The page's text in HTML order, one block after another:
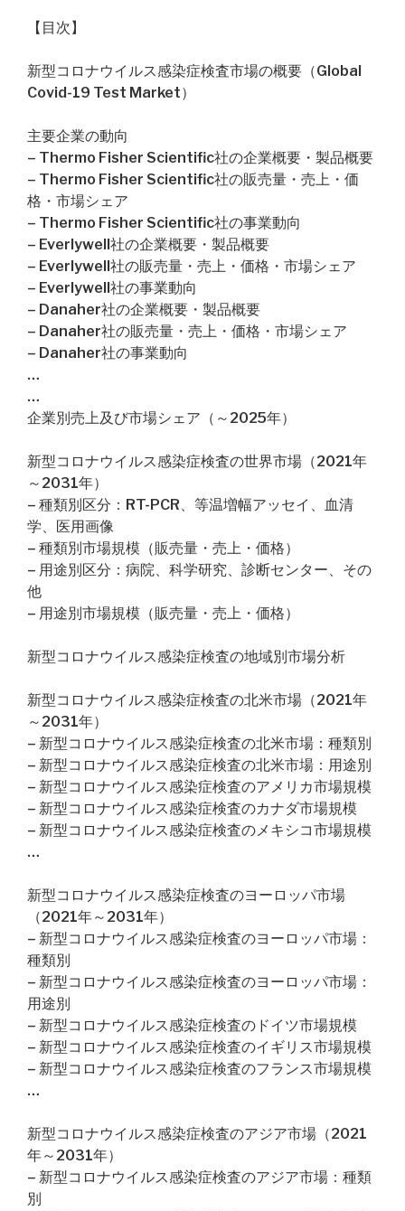
【目次】
新型コロナウイルス感染症検査市場の概要（Global
Covid-19 Test Market）
主要企業の動向
– Thermo Fisher Scientific社の企業概要・製品概要
– Thermo Fisher Scientific社の販売量・売上・価
格・市場シェア
– Thermo Fisher Scientific社の事業動向
– Everlywell社の企業概要・製品概要
– Everlywell社の販売量・売上・価格・市場シェア
– Everlywell社の事業動向
– Danaher社の企業概要・製品概要
– Danaher社の販売量・売上・価格・市場シェア
– Danaher社の事業動向
…
…
企業別売上及び市場シェア（～2025年）
新型コロナウイルス感染症検査の世界市場（2021年
～2031年）
– 種類別区分：RT-PCR、等温増幅アッセイ、血清
学、医用画像
– 種類別市場規模（販売量・売上・価格）
– 用途別区分：病院、科学研究、診断センター、その
他
– 用途別市場規模（販売量・売上・価格）
新型コロナウイルス感染症検査の地域別市場分析
新型コロナウイルス感染症検査の北米市場（2021年
～2031年）
– 新型コロナウイルス感染症検査の北米市場：種類別
– 新型コロナウイルス感染症検査の北米市場：用途別
– 新型コロナウイルス感染症検査のアメリカ市場規模
– 新型コロナウイルス感染症検査のカナダ市場規模
– 新型コロナウイルス感染症検査のメキシコ市場規模
…
新型コロナウイルス感染症検査のヨーロッパ市場
（2021年～2031年）
– 新型コロナウイルス感染症検査のヨーロッパ市場：
種類別
– 新型コロナウイルス感染症検査のヨーロッパ市場：
用途別
– 新型コロナウイルス感染症検査のドイツ市場規模
– 新型コロナウイルス感染症検査のイギリス市場規模
– 新型コロナウイルス感染症検査のフランス市場規模
…
新型コロナウイルス感染症検査のアジア市場（2021
年～2031年）
– 新型コロナウイルス感染症検査のアジア市場：種類
別